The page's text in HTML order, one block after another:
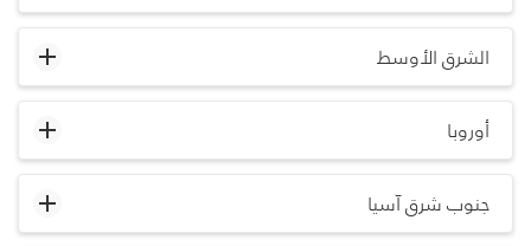
الشرق الأوسط
أوروبا
جنوب شرق آسيا